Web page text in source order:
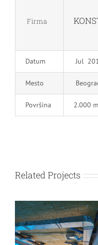
Firma
Datum Jul
Mesto
Površina 2.000
Related Projects